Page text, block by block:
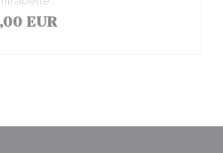
EUR